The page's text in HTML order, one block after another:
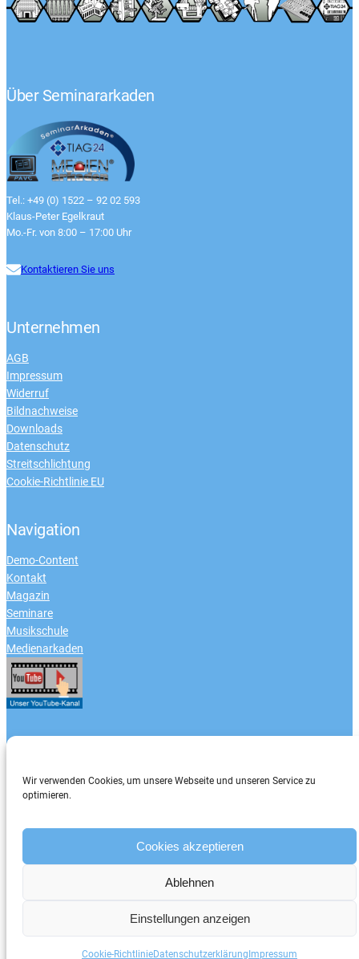
Wir verwenden Cookies, um unsere Webseite und unseren Service zu
optimieren.
Cookies akzeptieren
Ablehnen
Einstellungen anzeigen
Cookie-RichtlinieDatenschutzerklärung Impressum
Über Seminararkaden
Tel.: +49 (0) 1522 – 92 02 593
Klaus-Peter Egelkraut
Mo.-Fr. von 8:00 – 17:00 Uhr
Kontaktieren Sie uns
Unternehmen
AGB
Impressum
Widerruf
Bildnachweise
Downloads
Datenschutz
Streitschlichtung
Cookie-Richtlinie EU
Navigation
Demo-Content
Kontakt
Magazin
Seminare
Musikschule
Medienarkaden